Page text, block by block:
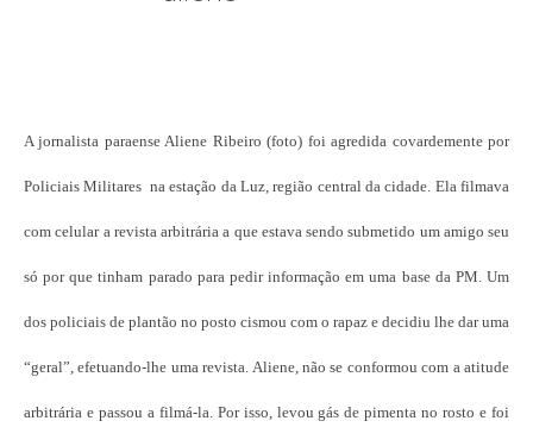
A jornalista paraense Aliene Ribeiro (foto) foi agredida covardemente por
Policiais Militares na estação da Luz, região central da cidade. Ela filmava
com celular a revista arbitrária a que estava sendo submetido um amigo seu
só por que tinham parado para pedir informação em uma base da PM. Um
dos policiais de plantão no posto cismou com o rapaz e decidiu lhe dar uma
“geral”, efetuando-lhe uma revista. Aliene, não se conformou com a atitude
arbitrária e passou a filmá-la. Por isso, levou gás de pimenta no rosto e foi